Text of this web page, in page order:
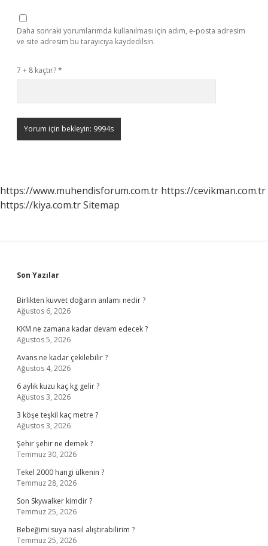
Daha sonraki yorumlarımda kullanılması için adım, e-posta adresim
ve site adresim bu tarayıcıya kaydedilsin.
7 + 8 kaçtır?*
https://www.muhendisforum.com.tr https://cevikman.com.tr
https://kiya.com.trSitemap
Sidebar
Son Yazılar
Birlikten kuvvet doğarın anlamı nedir ?
Ağustos 6, 2026
KKM ne zamana kadar devam edecek ?
Ağustos 5, 2026
Avans ne kadar çekilebilir ?
Ağustos 4, 2026
6 aylık kuzu kaç kg gelir ?
Ağustos 3, 2026
3 köşe teşkil kaç metre ?
Ağustos 3, 2026
Şehir şehir ne demek ?
Temmuz 30, 2026
Tekel 2000 hangi ülkenin ?
Temmuz 28, 2026
Son Skywalker kimdir ?
Temmuz 25, 2026
Bebeğimi suya nasıl alıştırabilirim ?
Temmuz 25, 2026